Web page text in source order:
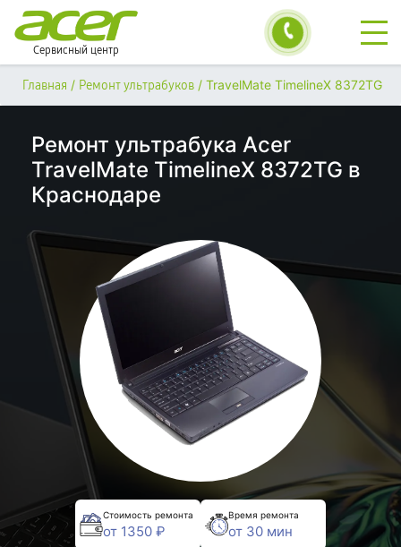
Сервисный центр
Главная / Ремонт ультрабуков / TravelMate TimelineX 8372TG
Ремонт ультрабука Acer
TravelMate TimelineX 8372TG в
Краснодаре
Стоимость ремонта
от 1350 ₽
Время ремонта
от 30 мин